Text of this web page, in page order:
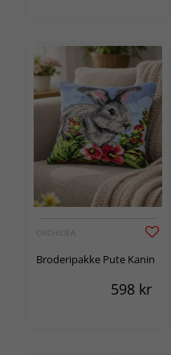
ORCHIDEA
Broderipakke Pute Kanin
598 kr